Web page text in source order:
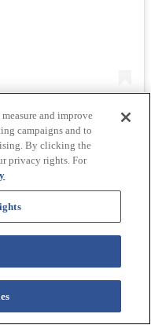
en Chelsea para
de @grubhub
Estamos aquí
vemos pronto y
Street Bakery(@sullivanstreetbakery) en
difícil encontrar un lugar
tan buenos como
hogazas de pan, puede
Potato Flatbread Pizza es
Cioccolato de Sullivan
con aroma a canela,
and improve
campaigns and to
By clicking the
privacy rights. For